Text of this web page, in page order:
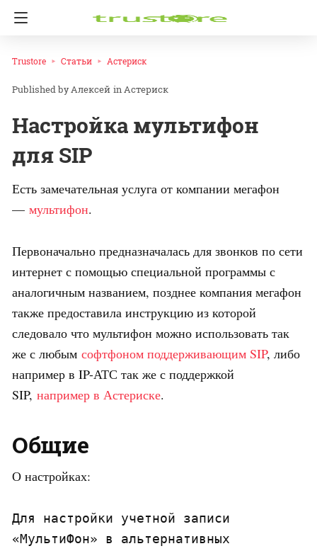
Trustore Статьи Астериск
Алексей inАстериск
Настройка мультифон
для SIP
Есть замечательная услуга от компании мегафон
— мультифон.
Первоначально предназначалась для звонков по сети
интернет с помощью специальной программы с
аналогичным названием, позднее компания мегафон
также предоставила инструкцию из которой
следовало что мультифон можно использовать так
же с любым софтфоном поддерживающим SIP, либо
например в IP-АТС так же с поддержкой
SIP, например в Астериске.
Общие
О настройках:
Для настройки учетной записи
«МультиФон» в альтернативных